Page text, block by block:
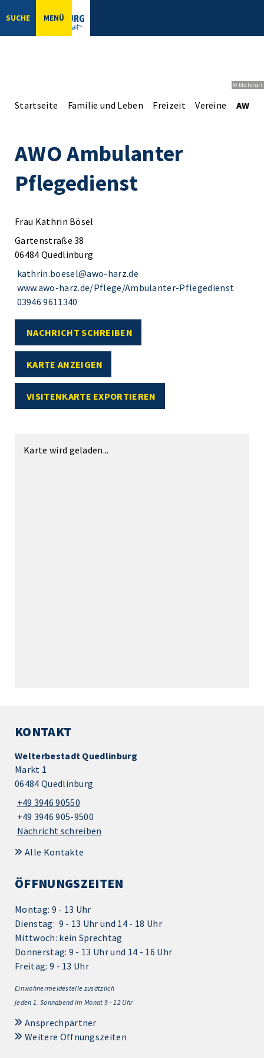
SUCHE MENÜ
© bbsferrari
Startseite Familie und Leben Freizeit Vereine AWO
AWO Ambulanter
Pflegedienst
Frau Kathrin Bösel
Gartenstraße 38
06484 Quedlinburg
kathrin.boesel@awo-harz.de
www.awo-harz.de/Pflege/Ambulanter-Pflegedienst
03946 9611340
NACHRICHT SCHREIBEN
KARTE ANZEIGEN
VISITENKARTE EXPORTIEREN
Karte wird geladen...
KONTAKT
Welterbestadt Quedlinburg
Markt 1
06484 Quedlinburg
+49 3946 90550
+49 3946 905-9500
Nachricht schreiben
Alle Kontakte
ÖFFNUNGSZEITEN
Montag: 9 - 13 Uhr
Dienstag: 9 - 13 Uhr und 14 - 18 Uhr
Mittwoch: kein Sprechtag
Donnerstag: 9 - 13 Uhr und 14 - 16 Uhr
Freitag: 9 - 13 Uhr
Einwohnermeldestelle zusätzlich
jeden 1. Sonnabend im Monat 9 - 12 Uhr
Ansprechpartner
Weitere Öffnungszeiten